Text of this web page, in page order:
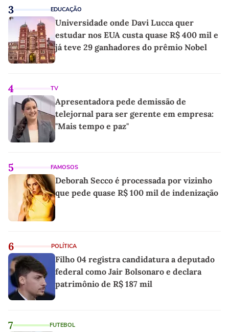
3 EDUCAÇÃO
Universidade onde Davi Lucca quer
estudar nos EUA custa quase R$ 400 mil e
já teve 29 ganhadores do prêmio Nobel
4 TV
Apresentadora pede demissão de
telejornal para ser gerente em empresa:
"Mais tempo e paz"
5 FAMOSOS
Deborah Secco é processada por vizinho
que pede quase R$ 100 mil de indenização
6 POLÍTICA
Filho 04 registra candidatura a deputado
federal como Jair Bolsonaro e declara
patrimônio de R$ 187 mil
7 FUTEBOL